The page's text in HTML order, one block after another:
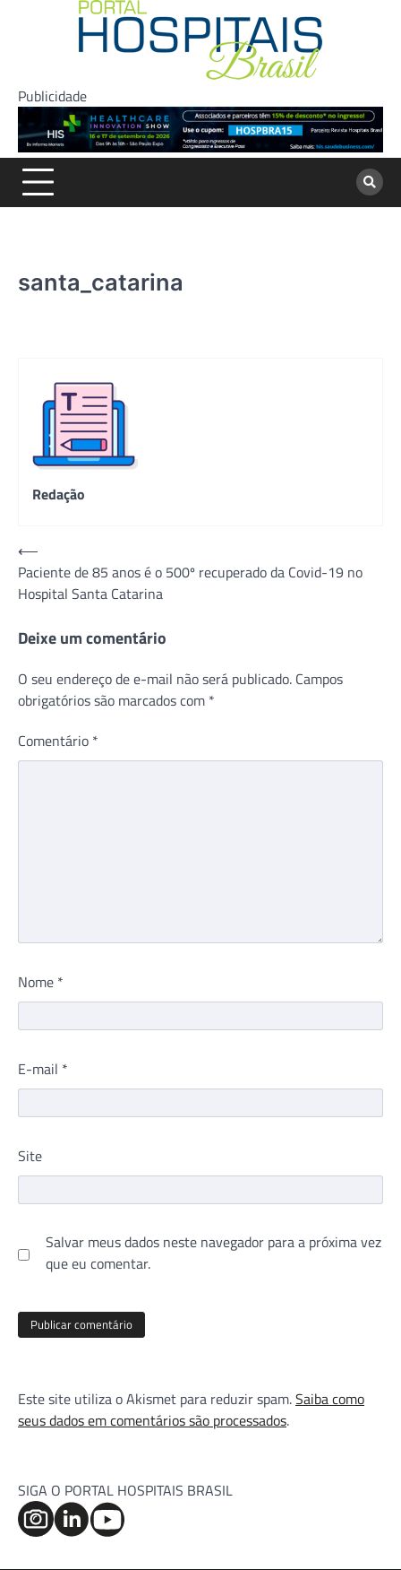
Publicidade
santa_catarina
Redação
Navegação
de
Post
⟵
Paciente de 85 anos é o 500º recuperado da Covid-19 no
Hospital Santa Catarina
Deixe um comentário
O seu endereço de e-mail não será publicado. Campos
obrigatórios são marcados com *
Comentário *
Nome *
E-mail *
Site
Salvar meus dados neste navegador para a próxima vez
que eu comentar.
Este site utiliza o Akismet para reduzir spam.Saiba como
seus dados em comentários são processados.
SIGA O PORTAL HOSPITAIS BRASIL